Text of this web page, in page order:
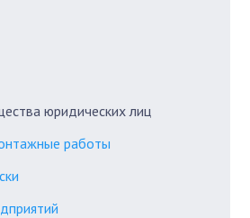
юридических лиц
работы